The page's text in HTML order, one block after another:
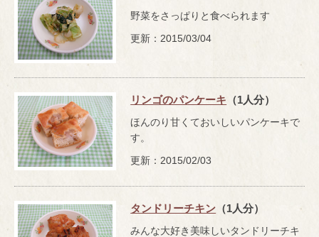
野菜をさっぱりと食べられます
更新：2015/03/04
リンゴのパンケーキ （1人分）
ほんのり甘くておいしいパンケーキで
す。
更新：2015/02/03
タンドリーチキン （1人分）
みんな大好き美味しいタンドリーチキ